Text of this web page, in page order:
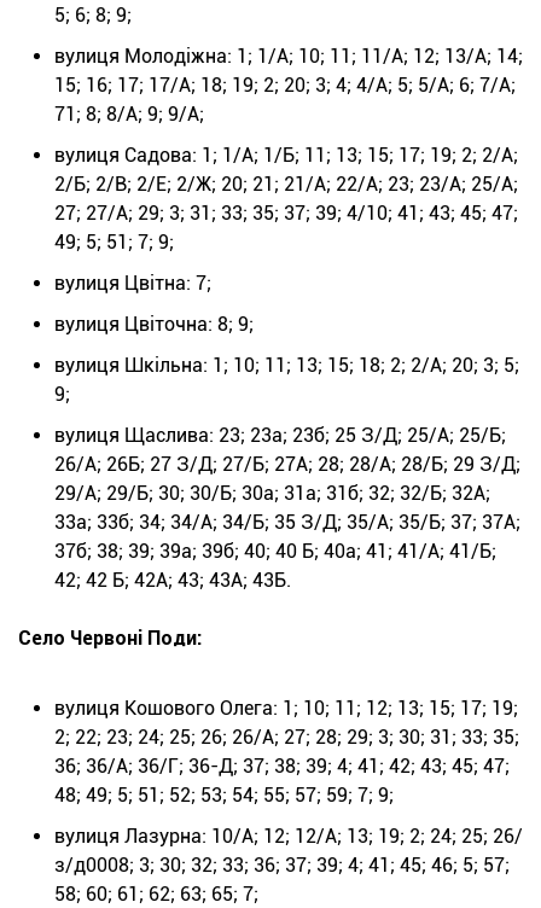
5; 6; 8; 9;
вулиця Молодіжна: 1; 1/А; 10; 11; 11/А; 12; 13/А; 14;
15; 16; 17; 17/А; 18; 19; 2; 20; 3; 4; 4/А; 5; 5/А; 6; 7/А;
71; 8; 8/А; 9; 9/А;
вулиця Садова: 1; 1/А; 1/Б; 11; 13; 15; 17; 19; 2; 2/А;
2/Б; 2/В; 2/Е; 2/Ж; 20; 21; 21/А; 22/А; 23; 23/А; 25/А;
27; 27/А; 29; 3; 31; 33; 35; 37; 39; 4/10; 41; 43; 45; 47;
49; 5; 51; 7; 9;
вулиця Цвітна: 7;
вулиця Цвіточна: 8; 9;
вулиця Шкільна: 1; 10; 11; 13; 15; 18; 2; 2/А; 20; 3; 5;
9;
вулиця Щаслива: 23; 23а; 23б; 25 З/Д; 25/А; 25/Б;
26/А; 26Б; 27 З/Д; 27/Б; 27А; 28; 28/А; 28/Б; 29 З/Д;
29/А; 29/Б; 30; 30/Б; 30а; 31а; 31б; 32; 32/Б; 32А;
33а; 33б; 34; 34/А; 34/Б; 35 З/Д; 35/А; 35/Б; 37; 37А;
37б; 38; 39; 39а; 39б; 40; 40 Б; 40а; 41; 41/А; 41/Б;
42; 42 Б; 42А; 43; 43А; 43Б.
Село Червоні Поди:
вулиця Кошового Олега: 1; 10; 11; 12; 13; 15; 17; 19;
2; 22; 23; 24; 25; 26; 26/А; 27; 28; 29; 3; 30; 31; 33; 35;
36; 36/А; 36/Г; 36-Д; 37; 38; 39; 4; 41; 42; 43; 45; 47;
48; 49; 5; 51; 52; 53; 54; 55; 57; 59; 7; 9;
вулиця Лазурна: 10/А; 12; 12/А; 13; 19; 2; 24; 25; 26/
з/д0008; 3; 30; 32; 33; 36; 37; 39; 4; 41; 45; 46; 5; 57;
58; 60; 61; 62; 63; 65; 7;